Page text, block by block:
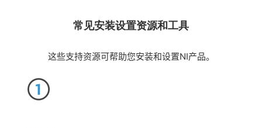
常见安装设置资源和工具
这些支持资源可帮助您安装和设置NI产品。